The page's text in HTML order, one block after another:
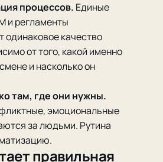
процессов. Единые
и регламенты
одинаковое качество
от того, какой именно
и насколько он
там, где они нужны.
эмоциональные
за людьми. Рутина
правильная